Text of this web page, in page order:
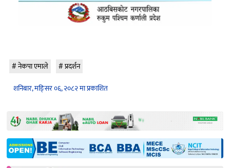
नेकपा एमाले
प्रदर्शन
शनिबार, मङि्सर ०६, २०८२ मा प्रकाशित